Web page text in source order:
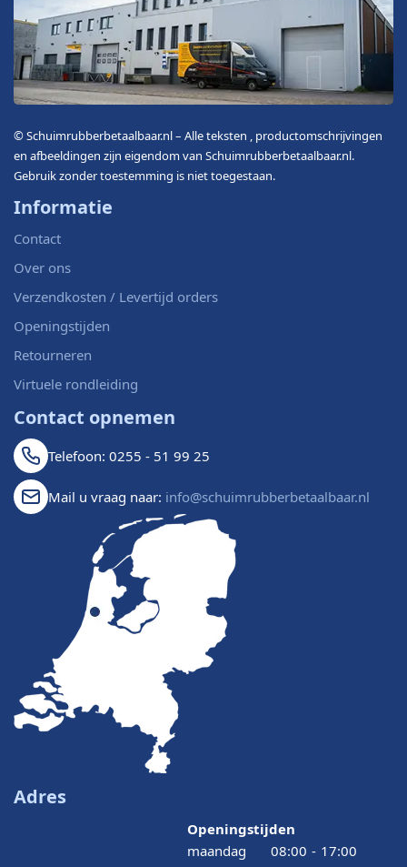
© Schuimrubberbetaalbaar.nl – Alle teksten , productomschrijvingen
en afbeeldingen zijn eigendom van Schuimrubberbetaalbaar.nl.
Gebruik zonder toestemming is niet toegestaan.
Informatie
Contact
Over ons
Verzendkosten / Levertijd orders
Openingstijden
Retourneren
Virtuele rondleiding
Contact opnemen
Telefoon: 0255 - 51 99 25
Mail u vraag naar: info@schuimrubberbetaalbaar.nl
Adres
Openingstijden
maandag
08:00 - 17:00